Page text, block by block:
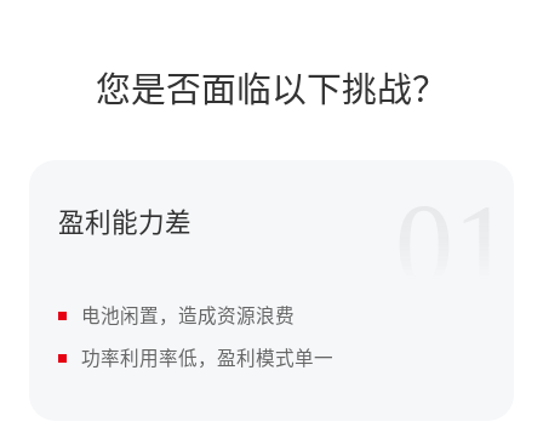
您是否面临以下挑战？
盈利能力差
电池闲置，造成资源浪费
功率利用率低，盈利模式单一